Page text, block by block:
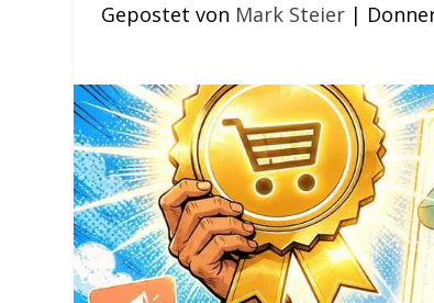
Gepostet von Mark Steier |